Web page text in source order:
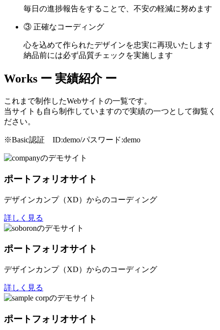
毎日の進捗報告をすることで、不安の軽減に努めます
③ 正確なコーディング
心を込めて作られたデザインを忠実に再現いたします
納品前には必ず品質チェックを実施します
Works ー 実績紹介 ー
これまで制作したWebサイトの一覧です。
当サイトも自ら制作していますので実績の一つとして御覧く
ださい。
※Basic認証 ID:demo/パスワード:demo
ポートフォリオサイト
デザインカンプ（XD）からのコーディング
詳しく見る
ポートフォリオサイト
デザインカンプ（XD）からのコーディング
詳しく見る
ポートフォリオサイト